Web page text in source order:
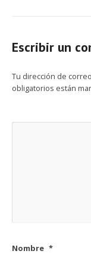
Escribir un
Tu dirección de
obligatorios están
Nombre *